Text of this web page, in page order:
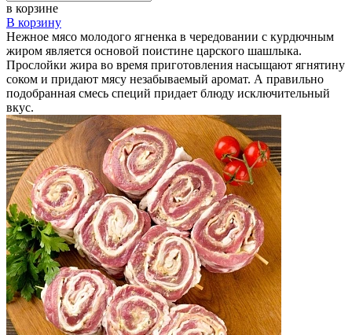
в корзине
В корзину
Нежное мясо молодого ягненка в чередовании с курдючным
жиром является основой поистине царского шашлыка.
Прослойки жира во время приготовления насыщают ягнятину
соком и придают мясу незабываемый аромат. А правильно
подобранная смесь специй придает блюду исключительный
вкус.